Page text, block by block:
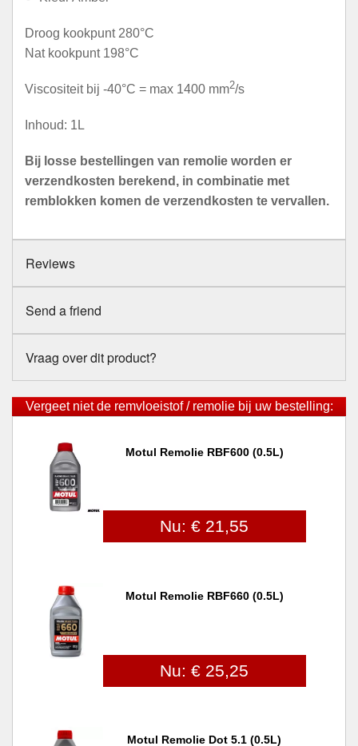
Droog kookpunt 280°C
Nat kookpunt 198°C
Viscositeit bij -40°C = max 1400 mm2/s
Inhoud: 1L
Bij losse bestellingen van remolie worden er
verzendkosten berekend, in combinatie met
remblokken komen de verzendkosten te vervallen.
Reviews
Send a friend
Vraag over dit product?
Vergeet niet de remvloeistof / remolie bij uw bestelling:
Motul Remolie RBF600 (0.5L)
Nu: € 21,55
Motul Remolie RBF660 (0.5L)
Nu: € 25,25
Motul Remolie Dot 5.1 (0.5L)